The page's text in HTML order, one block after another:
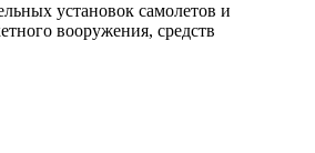
установок самолетов и
вооружения, средств